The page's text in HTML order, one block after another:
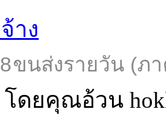
าง
ขนส่งรายวัน (ภ
ดยคุณอ้วน